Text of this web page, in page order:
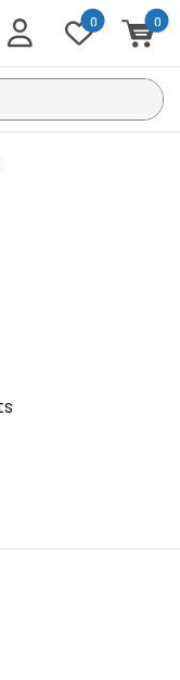
0 0